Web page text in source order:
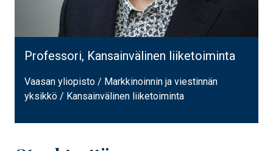
Professori, Kansainvälinen liiketoiminta
Vaasan yliopisto / Markkinoinnin ja viestinnän
yksikkö / Kansainvälinen liiketoiminta